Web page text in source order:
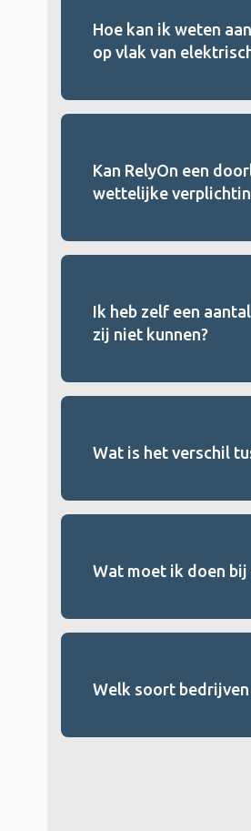
Hoe kan ik weten
op vlak van
Kan RelyOn een
wettelijke
Ik heb zelf een
zij niet kunnen?
Wat is het verschil
Wat moet ik doen
Welk soort